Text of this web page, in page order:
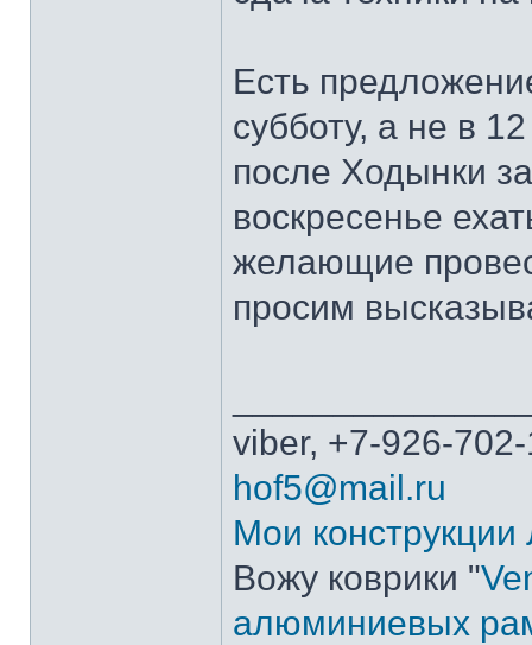
Есть
субботу, а не в
после Ходынки
воскресенье
желающие
просим
viber, +7-926-
hof5@mail.ru
Мои конструкции
Вожу коврики "
алюминиевых